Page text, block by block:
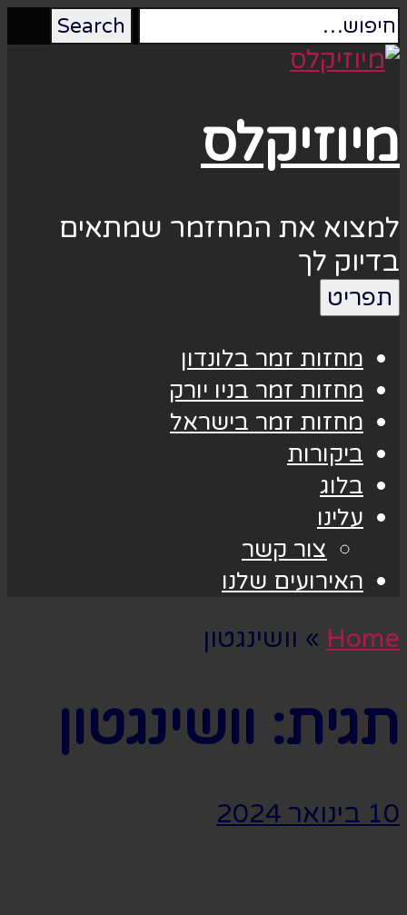
מיוזיקלס
למצוא את המחזמר שמתאים
בדיוק לך
תפריט
מחזות זמר בלונדון
מחזות זמר בניו יורק
מחזות זמר בישראל
ביקורות
בלוג
עלינו
צור קשר
האירועים שלנו
Home
» וושינגטון
תגית: וושינגטון
10 בינואר 2024